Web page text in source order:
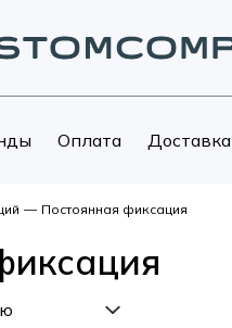
Оплата Доставка
— Постоянная фиксация